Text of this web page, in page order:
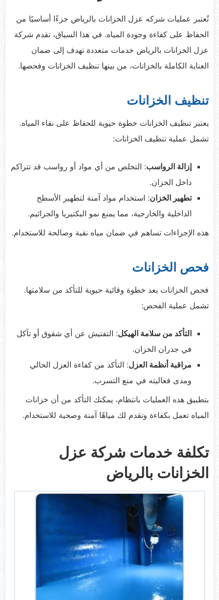
تُعتبر عمليات شركه عزل الخزانات بالرياض جزءًا أساسيًا من
الحفاظ على كفاءة وجودة المياه. في هذا السياق، تقدم شركة
عزل الخزانات بالرياض خدمات متعددة تهدف إلى ضمان
العناية الكاملة بالخزانات، من بينها تنظيف الخزانات وفحصها.
تنظيف الخزانات
يعتبر تنظيف الخزانات خطوة حيوية للحفاظ على نقاء المياه.
تشمل عملية تنظيف الخزانات:
إزالة الرواسب: التخلص من أي مواد أو رواسب قد تتراكم
داخل الخزان.
تطهير الخزان: استخدام مواد آمنة لتطهير الأسطح
الداخلية والخارجية، مما يمنع نمو البكتيريا والجراثيم.
هذه الإجراءات تساهم في ضمان مياه نقية وصالحة للاستخدام.
فحص الخزانات
فحص الخزانات يعد خطوة وقائية حيوية للتأكد من سلامتها.
تشمل عملية الفحص:
التأكد من سلامة الهيكل: التفتيش عن أي شقوق أو تآكل
في جدران الخزان.
مراقبة أنظمة العزل: التأكد من كفاءة العزل الحالي
ومدى فعاليته في منع التسرب.
بتطبيق هذه العمليات بانتظام، يمكنك التأكد من أن خزانات
المياه تعمل بكفاءة وتقدم لك مياهًا آمنة وصحية للاستخدام.
تكلفة خدمات شركة عزل
الخزانات بالرياض